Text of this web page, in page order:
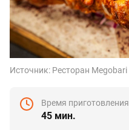
Источник: Ресторан Megobari
Время приготовления
45 мин.